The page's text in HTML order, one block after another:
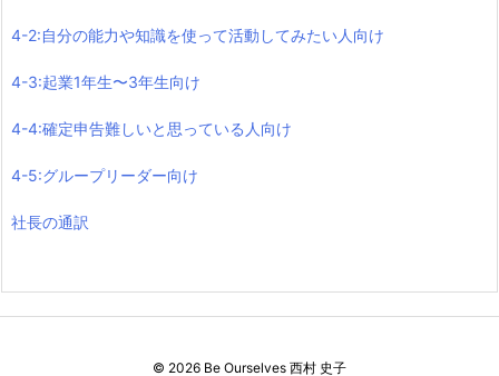
4-2:自分の能力や知識を使って活動してみたい人向け
4-3:起業1年生〜3年生向け
4-4:確定申告難しいと思っている人向け
4-5:グループリーダー向け
社長の通訳
© 2026 Be Ourselves 西村 史子